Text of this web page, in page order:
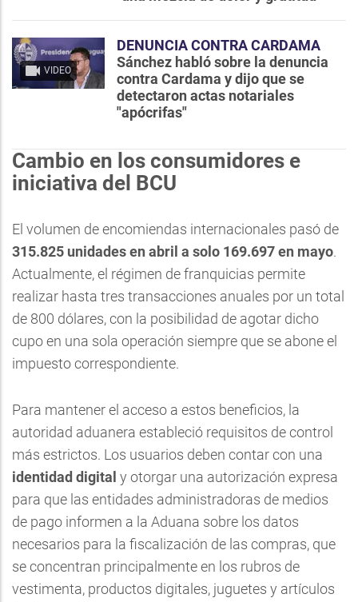
VIDEO
DENUNCIA CONTRA CARDAMA
Sánchez habló sobre la denuncia
contra Cardama y dijo que se
detectaron actas notariales
"apócrifas"
Cambio en los consumidores e
iniciativa del BCU
El volumen de encomiendas internacionales pasó de
315.825 unidades en abril a solo 169.697 en mayo.
Actualmente, el régimen de franquicias permite
realizar hasta tres transacciones anuales por un total
de 800 dólares, con la posibilidad de agotar dicho
cupo en una sola operación siempre que se abone el
impuesto correspondiente.
Para mantener el acceso a estos beneficios, la
autoridad aduanera estableció requisitos de control
más estrictos. Los usuarios deben contar con una
identidad digital y otorgar una autorización expresa
para que las entidades administradoras de medios
de pago informen a la Aduana sobre los datos
necesarios para la fiscalización de las compras, que
se concentran principalmente en los rubros de
vestimenta, productos digitales, juguetes y artículos